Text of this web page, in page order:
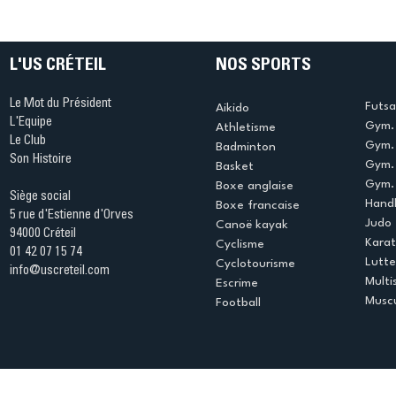
L'US CRÉTEIL
Le Mot du Président
L'Equipe
Le Club
Son Histoire
Siège social
5 rue d'Estienne d'Orves
94000 Créteil
01 42 07 15 74
info@uscreteil.com
NOS SPORTS
Aikido
Athletisme
Badminton
Basket
Boxe anglaise
Boxe francaise
Canoë kayak
Cyclisme
Cyclotourisme
Escrime
Football
Judo
Lutte